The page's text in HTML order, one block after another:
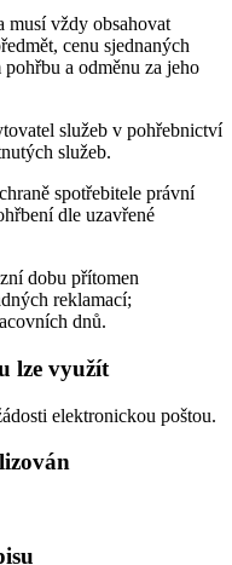
musí vždy obsahovat
cenu sjednaných
a odměnu za jeho
služeb v pohřebnictví
služeb.
spotřebitele právní
dle uzavřené
dobu přítomen
reklamací;
dnů.
lze využít
elektronickou poštou.